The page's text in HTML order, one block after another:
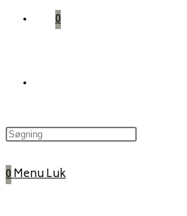
0
website
0MenuLuk